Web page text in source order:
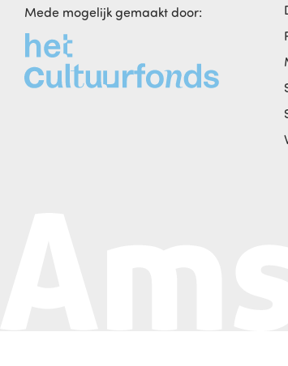
Mede mogelijk gemaakt door: